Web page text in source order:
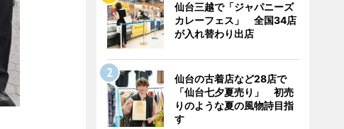
仙台三越で「ジャパニーズ
カレーフェス」 全国34店
が入れ替わり出店
仙台の古着店など28店で
「仙台七夕夏売り」 初売
りのような夏の風物詩目指
す